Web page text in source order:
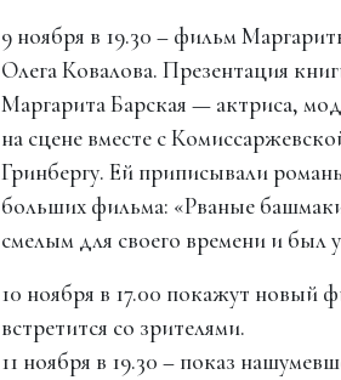
9 ноября в 19.30 – фильм
Олега Ковалова. Презентация
Маргарита Барская — актриса,
на сцене вместе с
Гринбергу. Ей приписывали
больших фильма: «Рваные
смелым для своего времени и
10 ноября в 17.00 покажут новый
встретится со зрителями.
11 ноября в 19.30 – показ